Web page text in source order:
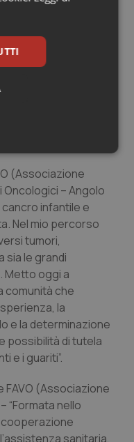
scienza e umanità,
e vita reale. Come
de Il Ranch
prevenzione,
che curati.
nessuno si senta
(Associazione
Oncologici – Angolo
infantile e
Nel mio percorso
tumori,
sia le grandi
Metto oggi a
comunità che
la
e la determinazione
possibilità di tutela
e i guariti”.
FAVO (Associazione
“Formata nello
sanitaria,
Marketing
Marketing
a rendere fruibile il
di base quali la
in grado di
cookie.
Fornitore/Dominio
YouTube